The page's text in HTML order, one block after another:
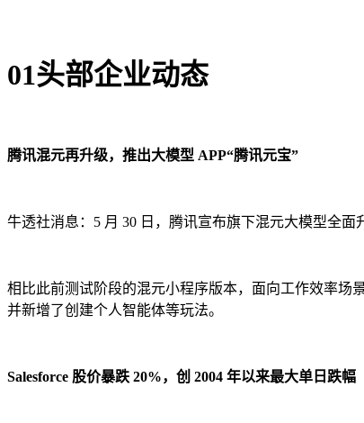
01头部企业动态
腾讯混元再升级，推出大模型 APP“腾讯元宝”
牛透社消息：5 月 30 日，腾讯宣布旗下混元大模型全
相比此前测试阶段的混元小程序版本，面向工作效率场
并新增了创建个人智能体等玩法。
Salesforce 股价暴跌 20%，创 2004 年以来最大单日跌幅